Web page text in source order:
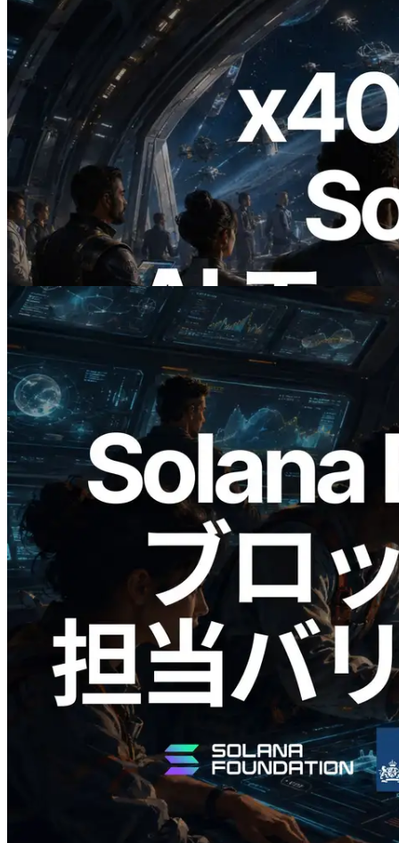
2026.07.04
ERPC、x402 決済対応の Solana RPC を
公開 — AI エージェントが必要な API
にその場で支払う時代の幕開け
この記事を読む
2026.05.24
Validators Solutions、Solana ブロックア
ナライザーを公開 — slot 単位のブロッ
ク生成時間と担当バリデータを視覚化
この記事を読む
さらに読み込む